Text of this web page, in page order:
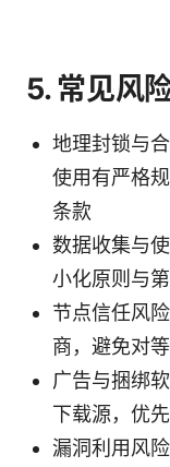
5. 常见风
地理封锁与
使用有严格
条款
数据收集与
小化原则与
节点信任风
商，避免对
广告与捆绑
下载源，优
漏洞利用风